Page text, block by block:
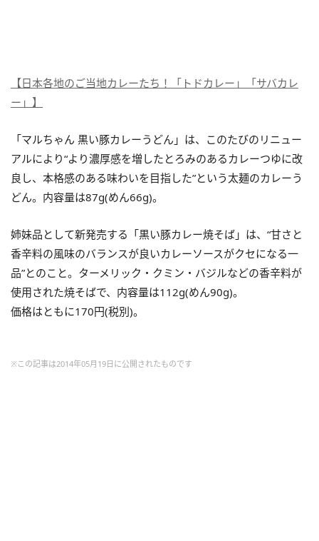
【日本各地のご当地カレーたち！「トドカレー」「サバカレ
ー」】
「マルちゃん 黒い豚カレーうどん」は、このたびのリニュー
アルにより“より濃厚感を増したとろみのあるカレーつゆに改
良し、本格感のある味わいを目指した”という太麺のカレーう
どん。内容量は87g(めん66g)。
姉妹品として新発売する「黒い豚カレー焼そば」は、“甘さと
香辛料の風味のバランスが良いカレーソースがクセになる一
品”とのこと。ターメリック・クミン・バジルなどの香辛料が
使用された焼そばで、内容量は112g(めん90g)。
価格はともに170円(税別)。
※この記事は2014年05月19日に公開されたものです